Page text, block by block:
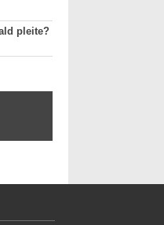
pleite?